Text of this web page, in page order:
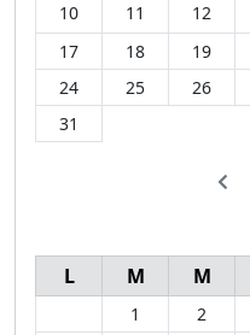
10
11 12
17
18 19
24
25 26
31
L M M
1 2